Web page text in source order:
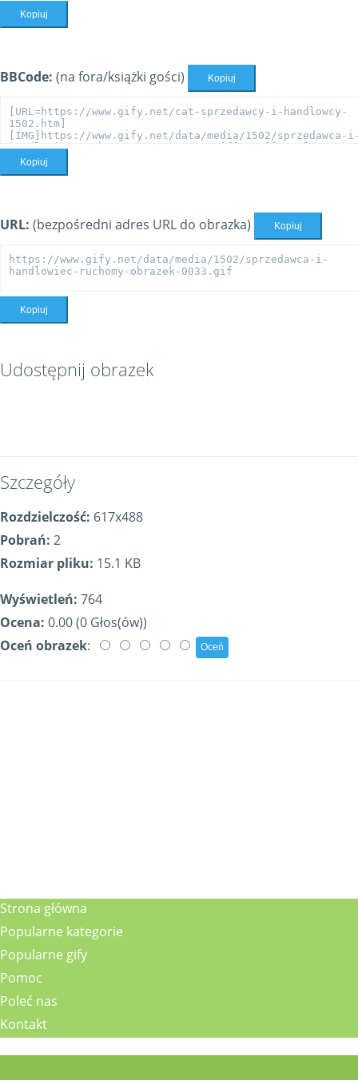
Kopiuj
BBCode: (na fora/książki gości) Kopiuj
Kopiuj
URL: (bezpośredni adres URL do obrazka) Kopiuj
Kopiuj
Udostępnij obrazek
Szczegóły
Rozdzielczość: 617x488
Pobrań: 2
Rozmiar pliku: 15.1 KB
Wyświetleń: 764
Ocena: 0.00 (0 Głos(ów))
Oceń obrazek:
Strona główna
Popularne kategorie
Popularne gify
Pomoc
Poleć nas
Kontakt